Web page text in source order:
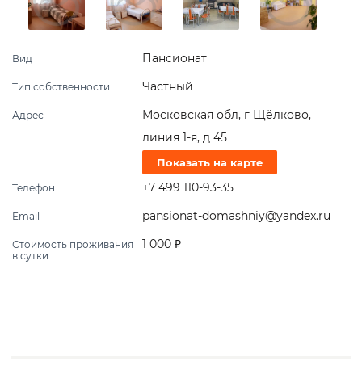
Вид Пансионат
Тип собственности Частный
Адрес
Московская обл, г Щёлково,
линия 1-я, д 45
Показать на карте
Телефон +7 499 110-93-35
Email pansionat-domashniy@yandex.ru
Стоимость проживания
в сутки
1 000 ₽